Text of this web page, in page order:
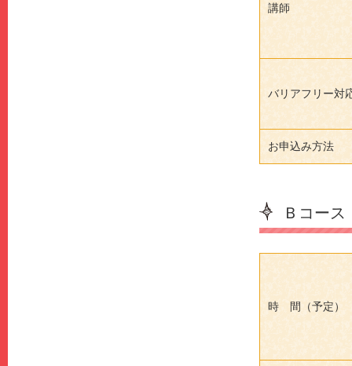
講師
バリアフリー対
お申込み方法
Ｂコー
時 間（予定）